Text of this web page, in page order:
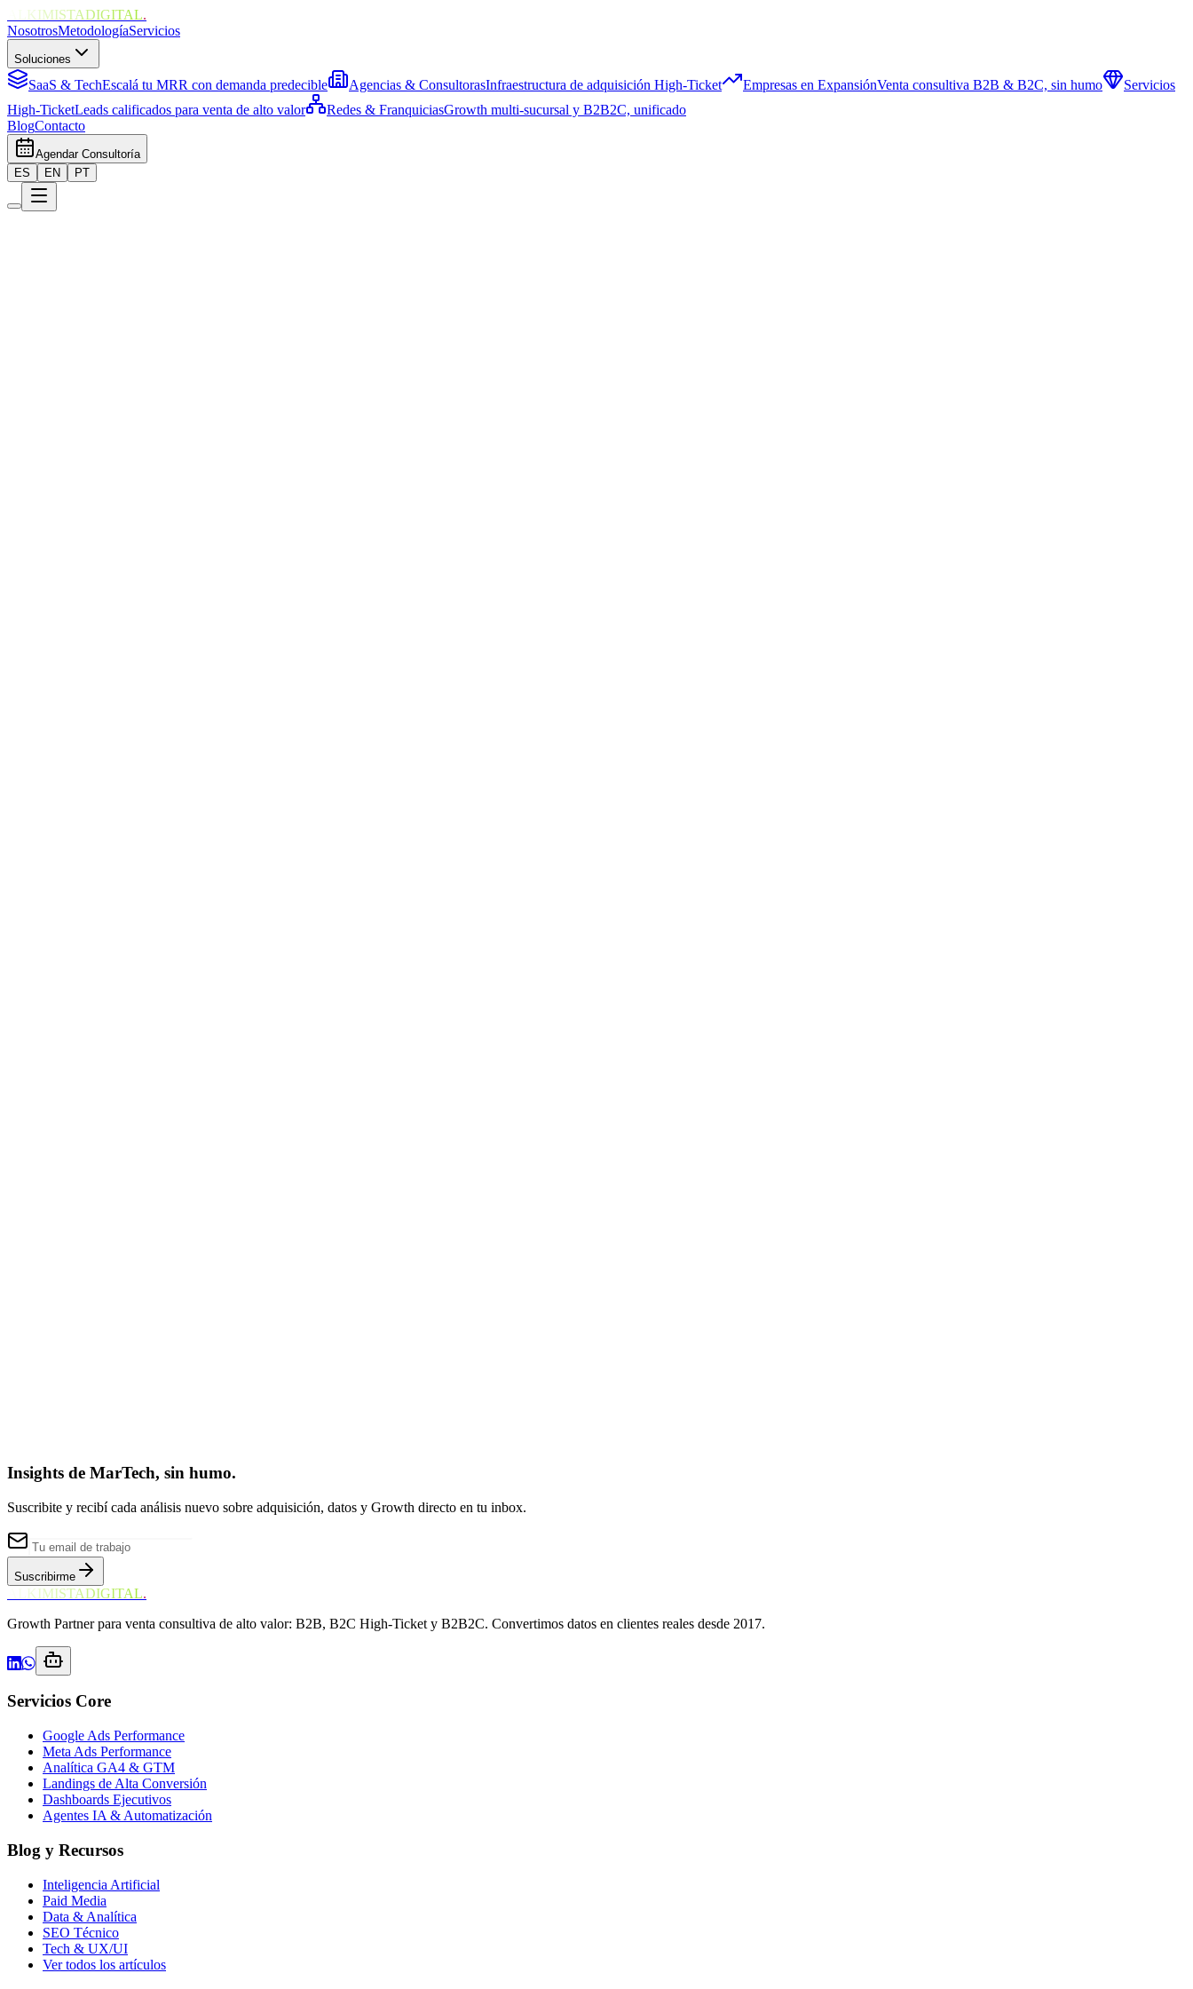
ALKIMISTADIGITAL.
NosotrosMetodologíaServicios
Soluciones
SaaS & TechEscalá tu MRR con demanda predecible Agencias & ConsultorasInfraestructura de adquisición High-Ticket Empresas en ExpansiónVenta consultiva B2B & B2C, sin humo
Servicios
High-TicketLeads calificados para venta de alto valor Redes & FranquiciasGrowth multi-sucursal y B2B2C, unificado
BlogContacto
Agendar Consultoría
ES
EN PT
Insights de MarTech, sin humo.
Suscribite y recibí cada análisis nuevo sobre adquisición, datos y Growth directo en tu inbox.
Suscribirme
ALKIMISTADIGITAL.
Growth Partner para venta consultiva de alto valor: B2B, B2C High-Ticket y B2B2C. Convertimos datos en clientes reales desde 2017.
Servicios Core
Google Ads Performance
Meta Ads Performance
Analítica GA4 & GTM
Landings de Alta Conversión
Dashboards Ejecutivos
Agentes IA & Automatización
Blog y Recursos
Inteligencia Artificial
Paid Media
Data & Analítica
SEO Técnico
Tech & UX/UI
Ver todos los artículos